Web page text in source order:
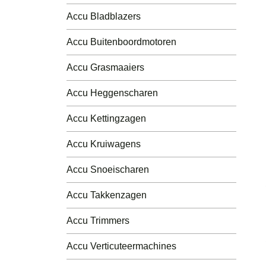
Accu´s
Accu Bladblazers
Accu Buitenboordmotoren
Accu Grasmaaiers
Accu Heggenscharen
Accu Kettingzagen
Accu Kruiwagens
Accu Snoeischaren
Accu Takkenzagen
Accu Trimmers
Accu Verticuteermachines